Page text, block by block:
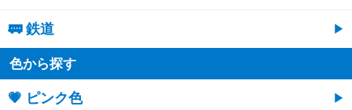
🚃 鉄道
色から探す
💗 ピンク色